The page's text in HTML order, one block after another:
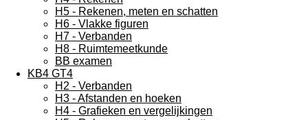
H5 - Rekenen, meten en schatten
H6 - Vlakke figuren
H7 - Verbanden
H8 - Ruimtemeetkunde
BB examen
KB4 GT4
H2 - Verbanden
H3 - Afstanden en hoeken
H4 - Grafieken en vergelijkingen